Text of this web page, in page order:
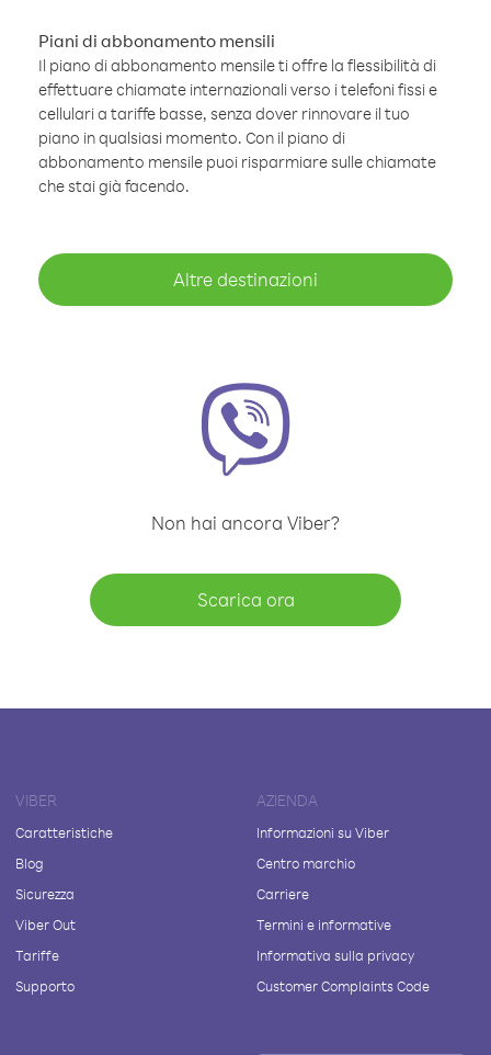
Piani di abbonamento mensili
Il piano di abbonamento mensile ti offre la flessibilità di
effettuare chiamate internazionali verso i telefoni fissi e
cellulari a tariffe basse, senza dover rinnovare il tuo
piano in qualsiasi momento. Con il piano di
abbonamento mensile puoi risparmiare sulle chiamate
che stai già facendo.
Altre destinazioni
Non hai ancora Viber?
Scarica ora
VIBER
Caratteristiche
Blog
Sicurezza
Viber Out
Tariffe
Supporto
AZIENDA
Informazioni su Viber
Centro marchio
Carriere
Termini e informative
Informativa sulla privacy
Customer Complaints Code